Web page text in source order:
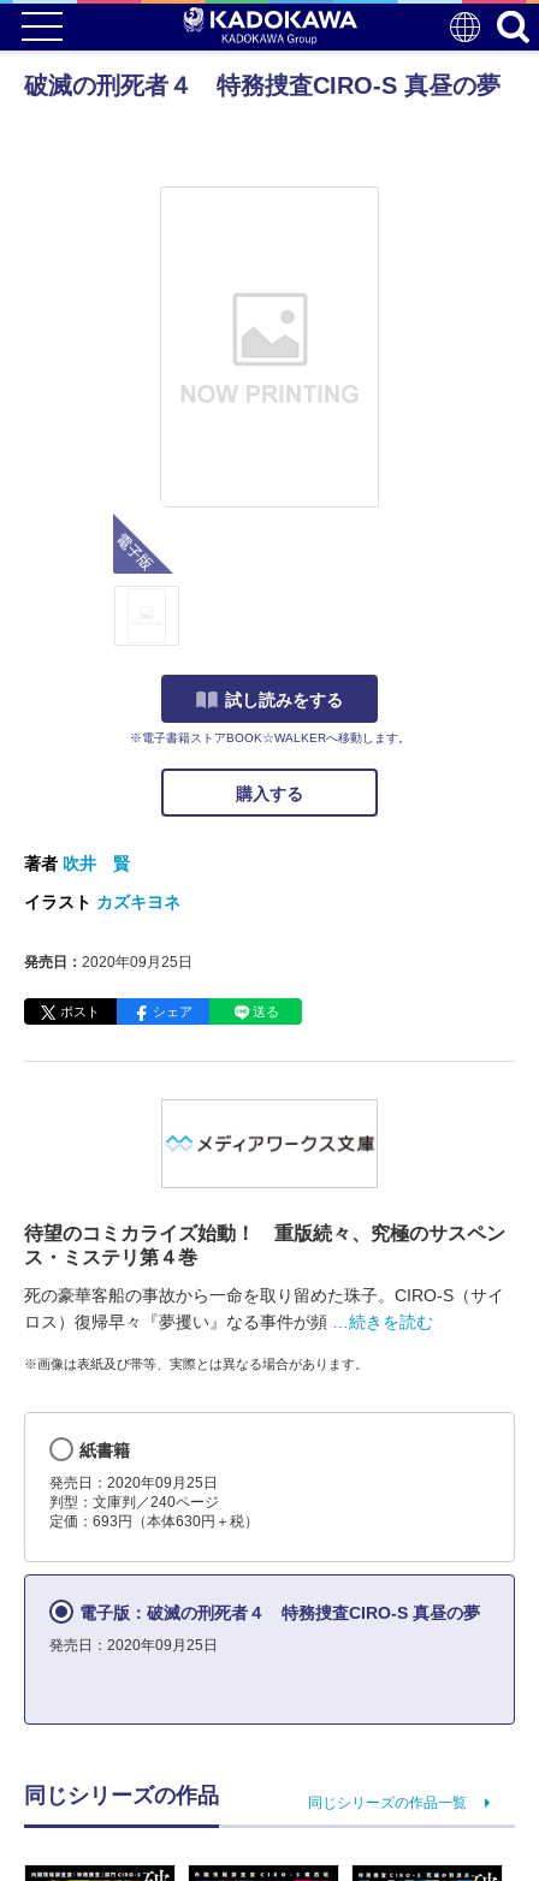
破滅の刑死者４ 特務捜査CIRO-S 真昼の夢
試し読みをする
※電子書籍ストアBOOK☆WALKERへ移動します。
購入する
著者 吹井 賢
イラスト カズキヨネ
発売日： 2020年09月25日
ポスト シェア 送る
待望のコミカライズ始動！ 重版続々、究極のサスペン
ス・ミステリ第４巻
死の豪華客船の事故から一命を取り留めた珠子。CIRO-S（サイ
ロス）復帰早々『夢攫い』なる事件が頻
…続きを読む
※画像は表紙及び帯等、実際とは異なる場合があります。
紙書籍
発売日：2020年09月25日
判型：文庫判／240ページ
定価：693円（本体630円＋税）
電子版：破滅の刑死者４ 特務捜査CIRO-S 真昼の夢
発売日：2020年09月25日
同じシリーズの作品 同じシリーズの作品一覧